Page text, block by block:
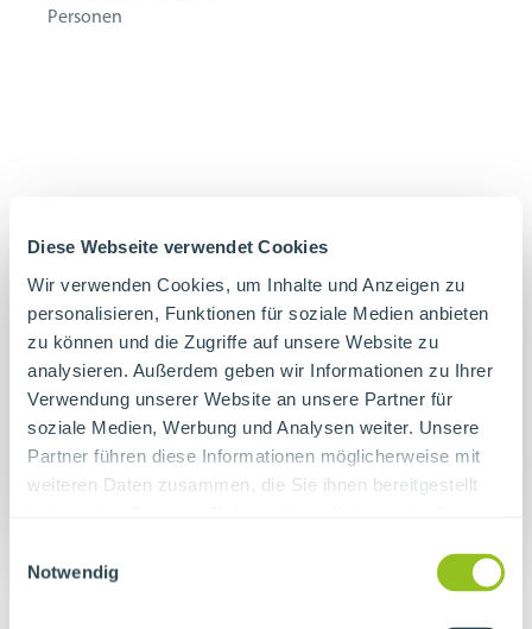
Diese Webseite verwendet Cookies
Wir verwenden Cookies, um Inhalte und Anzeigen zu
personalisieren, Funktionen für soziale Medien anbieten
zu können und die Zugriffe auf unsere Website zu
analysieren. Außerdem geben wir Informationen zu Ihrer
Verwendung unserer Website an unsere Partner für
soziale Medien, Werbung und Analysen weiter. Unsere
Partner führen diese Informationen möglicherweise mit
weiteren Daten zusammen, die Sie ihnen bereitgestellt
Notwendig
Personen